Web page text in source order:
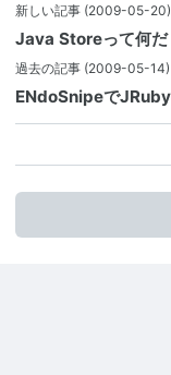
新しい記事 (2009-05-20)
Java Storeって何だ
過去の記事 (2009-05-14)
ENdoSnipeで